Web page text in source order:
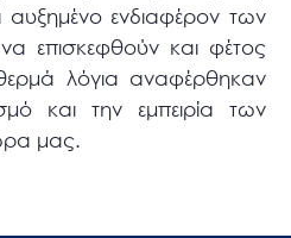
αυξημένο ενδιαφέρον των
επισκεφθούν και φέτος
λόγια αναφέρθηκαν
και την εμπειρία των
μας.